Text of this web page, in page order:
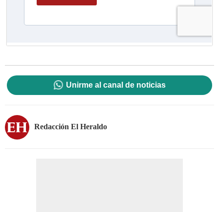
Unirme al canal de noticias
Redacción El Heraldo